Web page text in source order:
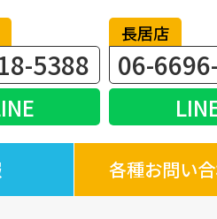
5388
長居店
06-
各種お問い